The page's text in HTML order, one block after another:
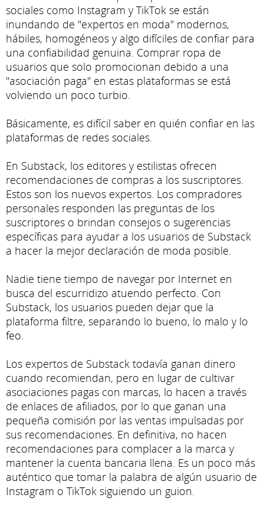
sociales como Instagram y TikTok se están
inundando de "expertos en moda" modernos,
hábiles, homogéneos y algo difíciles de confiar para
una confiabilidad genuina. Comprar ropa de
usuarios que solo promocionan debido a una
"asociación paga" en estas plataformas se está
volviendo un poco turbio.
Básicamente, es difícil saber en quién confiar en las
plataformas de redes sociales.
En Substack, los editores y estilistas ofrecen
recomendaciones de compras a los suscriptores.
Estos son los nuevos expertos. Los compradores
personales responden las preguntas de los
suscriptores o brindan consejos o sugerencias
específicas para ayudar a los usuarios de Substack
a hacer la mejor declaración de moda posible.
Nadie tiene tiempo de navegar por Internet en
busca del escurridizo atuendo perfecto. Con
Substack, los usuarios pueden dejar que la
plataforma filtre, separando lo bueno, lo malo y lo
feo.
Los expertos de Substack todavía ganan dinero
cuando recomiendan, pero en lugar de cultivar
asociaciones pagas con marcas, lo hacen a través
de enlaces de afiliados, por lo que ganan una
pequeña comisión por las ventas impulsadas por
sus recomendaciones. En definitiva, no hacen
recomendaciones para complacer a la marca y
mantener la cuenta bancaria llena. Es un poco más
auténtico que tomar la palabra de algún usuario de
Instagram o TikTok siguiendo un guion.